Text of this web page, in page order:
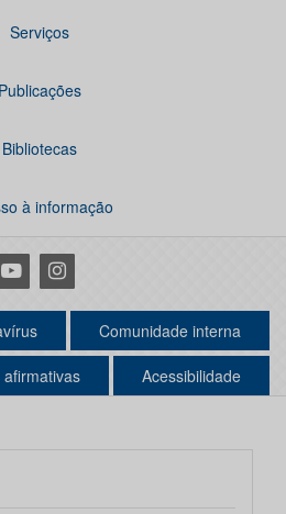
Serviços
Publicações
Bibliotecas
à informação
YoutubeInstagram
Comunidade interna
afirmativas Acessibilidade